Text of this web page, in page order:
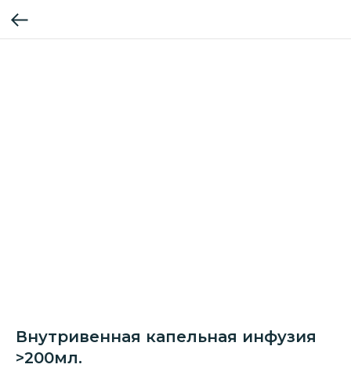
Внутривенная капельная инфузия
>200мл.